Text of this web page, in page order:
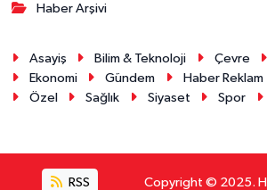
Haber Arşivi
Asayiş Bilim & Teknoloji Çevre
Ekonomi
Gündem Haber Reklam
Özel
Sağlık Siyaset Spor
RSS Copyright © 2025.